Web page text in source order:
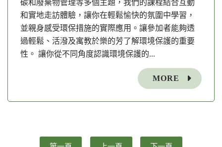
碳和廢棄物管理等多個主題，我們的課程結合互動
和實地走訪體驗，讓你在輕鬆愉快的氛圍中學習，
並親身感受環保措施的實際應用。讓參加者能夠透
過輕鬆、活潑及寓教於樂的芳了解環境保護的重要
性。 讓你從不同角度認識環境保護的...
MORE